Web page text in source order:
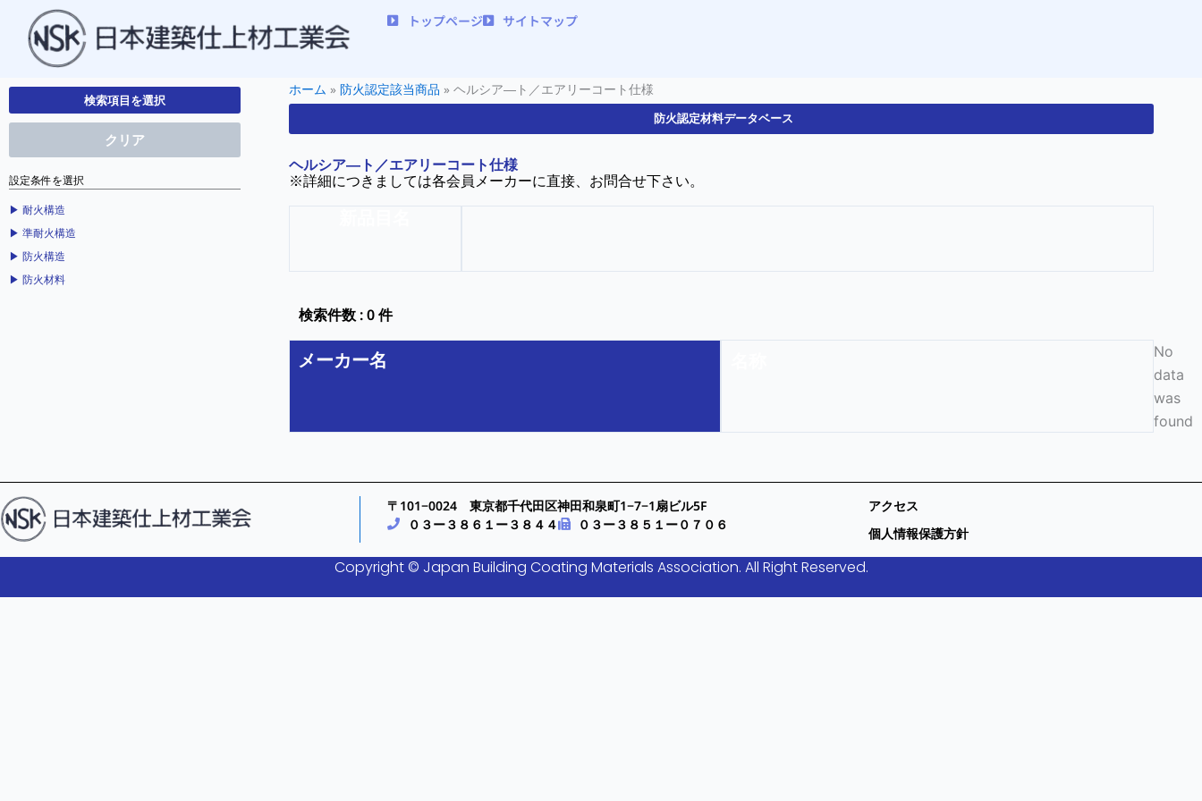
トップページ サイトマップ
検索項目を選択
クリア
設定条件を選択
▶︎ 耐火構造
▶︎ 準耐火構造
▶︎ 防火構造
▶︎ 防火材料
ホーム » 防火認定該当商品 » ヘルシア―ト／エアリーコート仕様
防火認定材料データベース
ヘルシア―ト／エアリーコート仕様
※詳細につきましては各会員メーカーに直接、お問合せ下さい。
検索件数 : 0 件
メーカー名
No
data
was
found
〒101−0024 東京都千代田区神田和泉町1−7−1扇ビル5F
０３ー３８６１ー３８４４
０３ー３８５１ー０７０６
アクセス
個人情報保護方針
Copyright © Japan Building Coating Materials Association. All Right Reserved.